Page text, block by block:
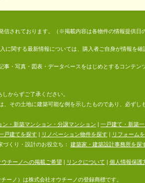
されております。（※掲載内容は各物件の情報提供日
関する最新情報については、購入者ご自身が情報を
・写真・図表・データベースをはじめとするコンテ
からずご了承ください。
その土地に建築可能な例を示したものであり、必ずし
ン・新築マンション・分譲マンション 一戸建て・新築
戸建てを探す| リノベーション物件を探す| リフォーム
づくり・設計のお役立ち： 建築家・建築設計事務所を探
ウチーノへの掲載ご希望 リンクについて 個人情報保護
ーノ）は株式会社オウチーノの登録商標です。